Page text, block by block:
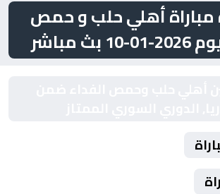
أهلي حلب و حمص
مباشر